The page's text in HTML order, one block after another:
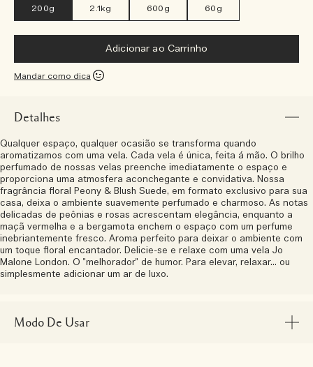
200g 2.1kg 600g 60g
Adicionar ao Carrinho
Mandar como dica
Detalhes
Qualquer espaço, qualquer ocasião se transforma quando
aromatizamos com uma vela. Cada vela é única, feita á mão. O brilho
perfumado de nossas velas preenche imediatamente o espaço e
proporciona uma atmosfera aconchegante e convidativa. Nossa
fragrância floral Peony & Blush Suede, em formato exclusivo para sua
casa, deixa o ambiente suavemente perfumado e charmoso. As notas
delicadas de peônias e rosas acrescentam elegância, enquanto a
maçã vermelha e a bergamota enchem o espaço com um perfume
inebriantemente fresco. Aroma perfeito para deixar o ambiente com
um toque floral encantador. Delicie-se e relaxe com uma vela Jo
Malone London. O "melhorador" de humor. Para elevar, relaxar... ou
simplesmente adicionar um ar de luxo.
Modo De Usar